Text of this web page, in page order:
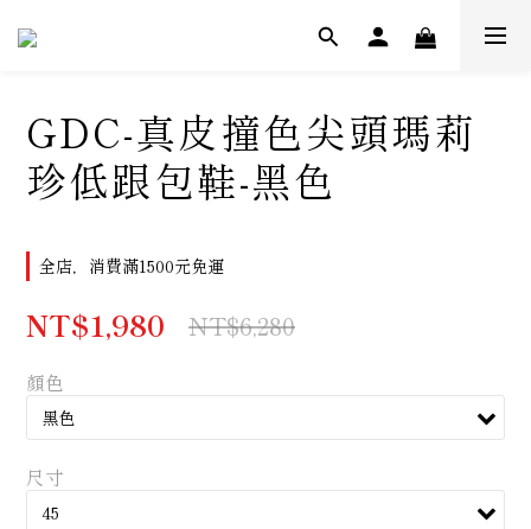
GDC-真皮撞色尖頭瑪莉
珍低跟包鞋-黑色
全店，消費滿1500元免運
NT$1,980 NT$6,280
顏色
尺寸